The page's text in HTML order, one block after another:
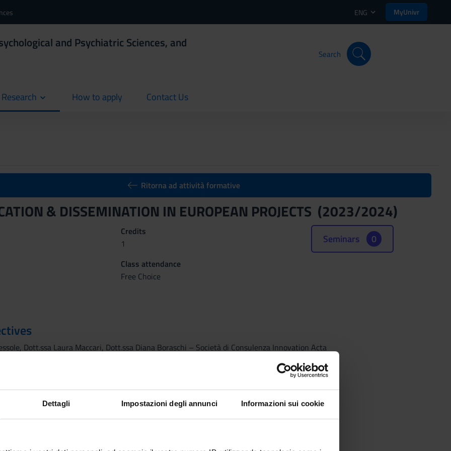
Dettagli Impostazioni degli annunci Informazioni sui cookie
ENG MyUnivr
and Psychiatric Sciences, and
Search
How to apply
current Contact Us
current
Ritorna ad attività formative
& DISSEMINATION IN EUROPEAN PROJECTS (2023/2024)
Credits
1
Class attendance
Free Choice
Seminars 0
Dott.ssa Laura Maccari, Dott.ssa Diana Boraschi – Società di Consulenza Innovation Acta
basic notions
communication and the means to manage it
in European projects